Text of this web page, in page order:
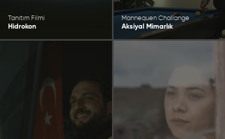
Tanıtım Filmi
Hidrokon
Mannequen Challange
Aksiyal Mimarlık